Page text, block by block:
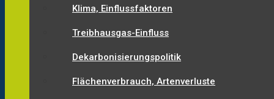
Klima, Einflussfaktoren
Treibhausgas-Einfluss
Dekarbonisierungspolitik
Flächenverbrauch, Artenverluste